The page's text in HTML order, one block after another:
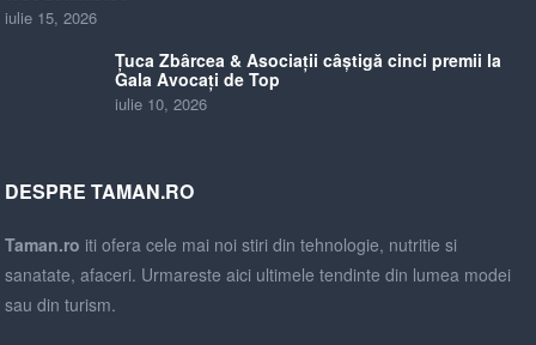
iulie 15, 2026
Țuca Zbârcea & Asociații câștigă cinci premii la
Gala Avocați de Top
iulie 10, 2026
DESPRE TAMAN.RO
Taman.ro iti ofera cele mai noi stiri din tehnologie, nutritie si
sanatate, afaceri. Urmareste aici ultimele tendinte din lumea modei
sau din turism.